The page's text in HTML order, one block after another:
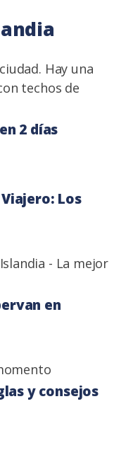
2 días
Los
en
y consejos